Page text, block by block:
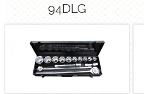
94DLG